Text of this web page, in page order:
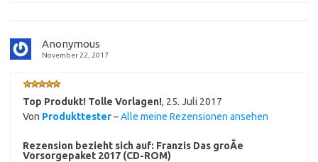
Anonymous
November 22, 2017
Top Produkt! Tolle Vorlagen!, 25. Juli 2017
Von Produkttester–Alle meine Rezensionen ansehen
Rezension bezieht sich auf: Franzis Das groÃe
Vorsorgepaket 2017 (CD-ROM)